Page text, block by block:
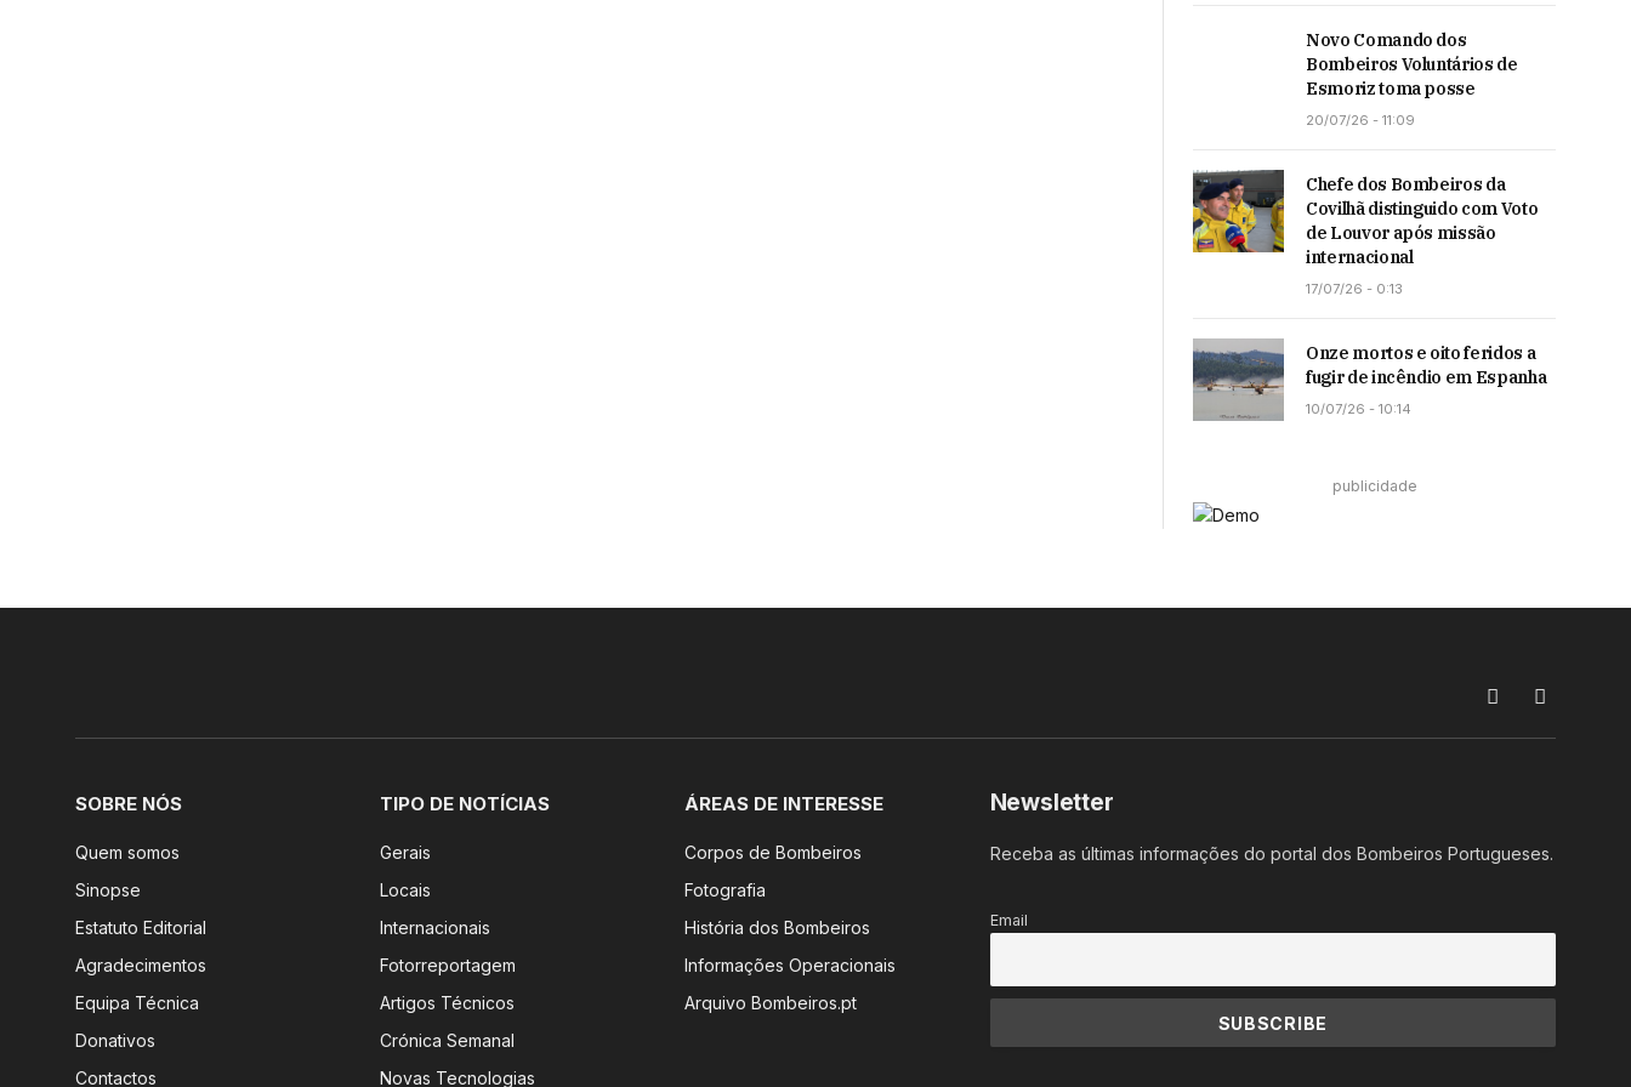
Novo Comando dos
Bombeiros Voluntários de
Esmoriz toma posse
20/07/26 - 11:09
Chefe dos Bombeiros da
Covilhã distinguido com Voto
de Louvor após missão
internacional
17/07/26 - 0:13
Onze mortos e oito feridos a
fugir de incêndio em Espanha
10/07/26 - 10:14
publicidade
FacebookInstagram
SOBRE NÓS
Quem somos
Sinopse
Estatuto Editorial
Agradecimentos
Equipa Técnica
Donativos
Contactos
TIPO DE NOTÍCIAS
Gerais
Locais
Internacionais
Fotorreportagem
Artigos Técnicos
Crónica Semanal
Novas Tecnologias
ÁREAS DE INTERESSE
Corpos de Bombeiros
Fotografia
História dos Bombeiros
Informações Operacionais
Arquivo Bombeiros.pt
Newsletter
Receba as últimas informações do portal dos Bombeiros Portugueses.
Email